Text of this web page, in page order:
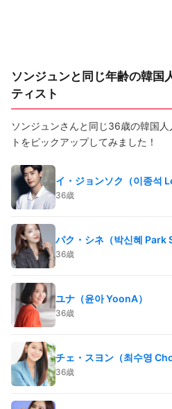
ソンジュンと同じ年齢の韓国
ティスト
ソンジュンさんと同じ36歳の韓国
トをピックアップしてみました！
イ・ジョンソク（이종석
36歳
パク・シネ（박신혜 Park
36歳
ユナ（윤아 YoonA）
36歳
チェ・スヨン（최수영
36歳